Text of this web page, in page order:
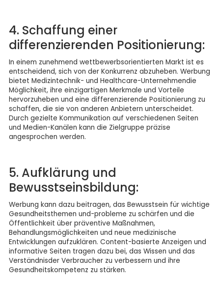
4. Schaffung einer
differenzierenden Positionierung:
In einem zunehmend wettbewerbsorientierten Markt ist es
entscheidend, sich von der Konkurrenz abzuheben. Werbung
bietet Medizintechnik- und Healthcare-Unternehmendie
Möglichkeit, ihre einzigartigen Merkmale und Vorteile
hervorzuheben und eine differenzierende Positionierung zu
schaffen, die sie von anderen Anbietern unterscheidet.
Durch gezielte Kommunikation auf verschiedenen Seiten
und Medien-Kanälen kann die Zielgruppe präzise
angesprochen werden.
5. Aufklärung und
Bewusstseinsbildung:
Werbung kann dazu beitragen, das Bewusstsein für wichtige
Gesundheitsthemen und-probleme zu schärfen und die
Öffentlichkeit über präventive Maßnahmen,
Behandlungsmöglichkeiten und neue medizinische
Entwicklungen aufzuklären. Content-basierte Anzeigen und
informative Seiten tragen dazu bei, das Wissen und das
Verständnisder Verbraucher zu verbessern und ihre
Gesundheitskompetenz zu stärken.